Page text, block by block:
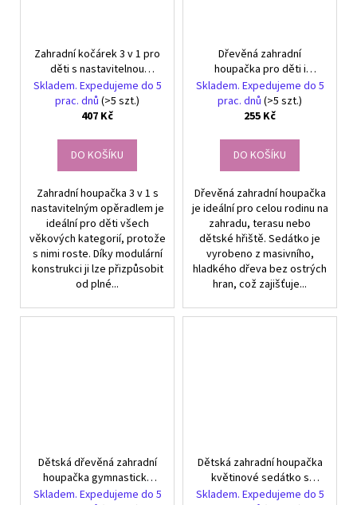
Zahradní kočárek 3 v 1 pro
děti s nastavitelnou
opěrkou zad
Skladem. Expedujeme do 5
prac. dnů (>5 szt.)
407 Kč
DO KOŠÍKU
Zahradní houpačka 3 v 1 s
nastavitelným opěradlem je
ideální pro děti všech
věkových kategorií, protože
s nimi roste. Díky modulární
konstrukci ji lze přizpůsobit
od plné...
Dřevěná zahradní
houpačka pro děti i
dospělé silná deska
Skladem. Expedujeme do 5
prac. dnů (>5 szt.)
255 Kč
DO KOŠÍKU
Dřevěná zahradní houpačka
je ideální pro celou rodinu na
zahradu, terasu nebo
dětské hřiště. Sedátko je
vyrobeno z masivního,
hladkého dřeva bez ostrých
hran, což zajišťuje...
Dětská dřevěná zahradní
houpačka gymnastická
hrazda s držadly
Skladem. Expedujeme do 5
Dětská zahradní houpačka
květinové sedátko s
lanem ke stromu
Skladem. Expedujeme do 5